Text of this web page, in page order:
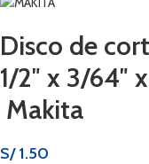
Disco de
1/2″ x 3/64″
Makita
S/1.50